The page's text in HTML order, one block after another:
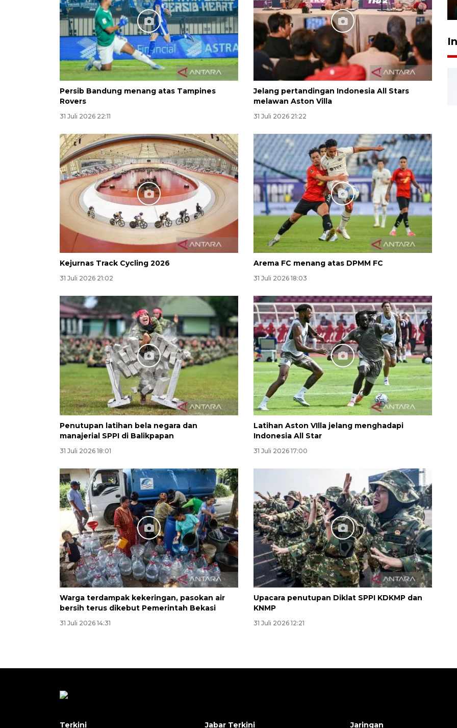
Persib Bandung menang atas Tampines
Rovers
31 Juli 2026 22:11
Jelang pertandingan Indonesia All Stars
melawan Aston Villa
31 Juli 2026 21:22
Kejurnas Track Cycling 2026
31 Juli 2026 21:02
Arema FC menang atas DPMM FC
31 Juli 2026 18:03
Penutupan latihan bela negara dan
manajerial SPPI di Balikpapan
31 Juli 2026 18:01
Latihan Aston VIlla jelang menghadapi
Indonesia All Star
31 Juli 2026 17:00
Warga terdampak kekeringan, pasokan air
bersih terus dikebut Pemerintah Bekasi
31 Juli 2026 14:31
Upacara penutupan Diklat SPPI KDKMP dan
KNMP
31 Juli 2026 12:21
29 Juli 2026 01:36
160 ribu sambungan baru
jaringan gas 2026
2026-08-07 18:00:00
Terkini Jabar Terkini Jaringan